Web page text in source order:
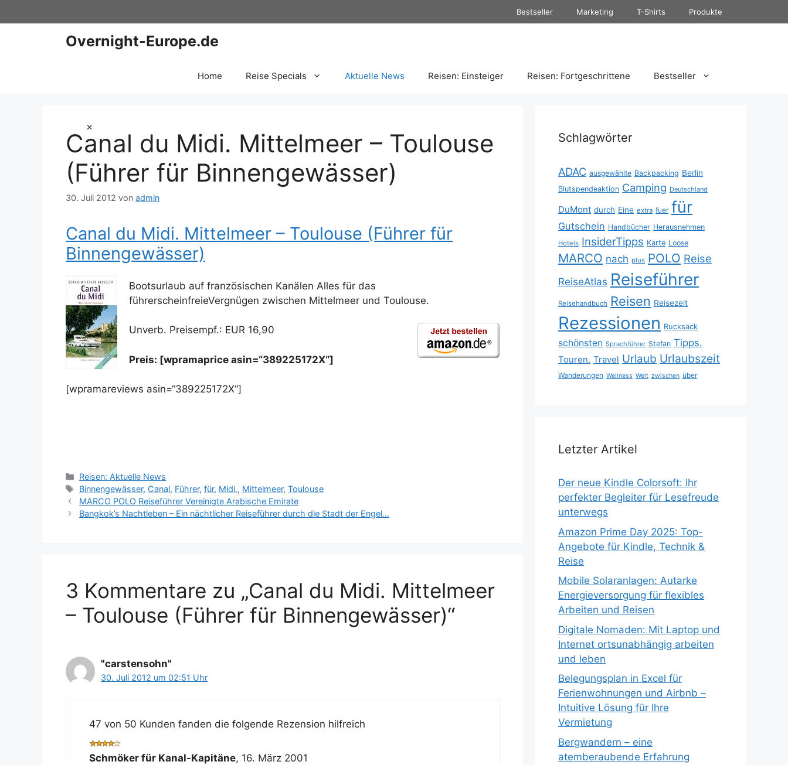
×
Inhalt
Bestseller Marketing T-Shirts Produkte
Overnight-Europe.de
Home Reise Specials Aktuelle News Reisen: Einsteiger Reisen: Fortgeschrittene Bestseller
Canal du Midi. Mittelmeer – Toulouse
(Führer für Binnengewässer)
30. Juli 2012 von admin
Canal du Midi. Mittelmeer – Toulouse (Führer für
Binnengewässer)
Bootsurlaub auf französischen Kanälen Alles für das
führerscheinfreieVergnügen zwischen Mittelmeer und Toulouse.
Unverb. Preisempf.: EUR 16,90
Preis: [wpramaprice asin=“389225172X“]
[wpramareviews asin=“389225172X“]
Kategorien
Reisen: Aktuelle News
Schlagwörter
Binnengewässer, Canal, Führer,für, Midi., Mittelmeer,Toulouse
MARCO POLO Reiseführer Vereinigte Arabische Emirate
Bangkok’s Nachtleben – Ein nächtlicher Reiseführer durch die Stadt der Engel…
3 Kommentare zu „Canal du Midi. Mittelmeer
– Toulouse (Führer für Binnengewässer)“
"carstensohn"
30. Juli 2012 um 02:51 Uhr
47 von 50 Kunden fanden die folgende Rezension hilfreich
Schmöker für Kanal-Kapitäne, 16. März 2001
Schlagwörter
ADAC ausgewählte Backpacking Berlin
Blutspendeaktion Camping Deutschland
DuMont durch Eine extra fuer für
Gutschein Handbücher Herausnehmen
Hotels InsiderTipps Karte Loose
MARCO nach plus POLO Reise
ReiseAtlas Reiseführer
Reisehandbuch Reisen Reisezeit
Rezessionen Rucksack
schönsten Sprachführer Stefan Tipps.
Touren. Travel Urlaub Urlaubszeit
Wanderungen Wellness Welt zwischen über
Letzter Artikel
Der neue Kindle Colorsoft: Ihr
perfekter Begleiter für Lesefreude
unterwegs
Amazon Prime Day 2025: Top-
Angebote für Kindle, Technik &
Reise
Mobile Solaranlagen: Autarke
Energieversorgung für flexibles
Arbeiten und Reisen
Digitale Nomaden: Mit Laptop und
Internet ortsunabhängig arbeiten
und leben
Belegungsplan in Excel für
Ferienwohnungen und Airbnb –
Intuitive Lösung für Ihre
Vermietung
Bergwandern – eine
atemberaubende Erfahrung